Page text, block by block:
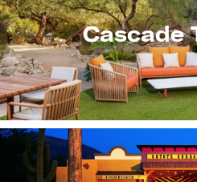
Cascade